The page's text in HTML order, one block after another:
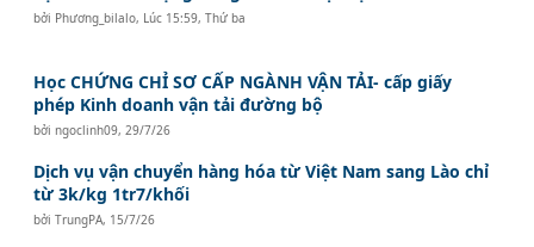
bởi Phương_bilalo, Lúc 15:59, Thứ ba
Học CHỨNG CHỈ SƠ CẤP NGÀNH VẬN TẢI- cấp giấy
phép Kinh doanh vận tải đường bộ
bởingoclinh09, 29/7/26
Dịch vụ vận chuyển hàng hóa từ Việt Nam sang Lào chỉ
từ 3k/kg 1tr7/khối
bởiTrungPA, 15/7/26